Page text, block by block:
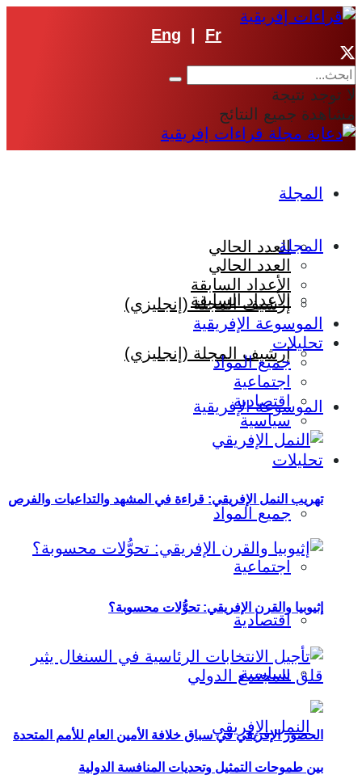
Eng Fr
لا توجد نتيجة
مشاهدة جميع النتائج
المجلة
العدد الحالي
الأعداد السابقة
إرشيف المجلة (إنجليزي)
الموسوعة الإفريقية
تحليلات
جميع المواد
اجتماعية
اقتصادية
سياسية
المجلة
العدد الحالي
الأعداد السابقة
إرشيف المجلة (إنجليزي)
الموسوعة الإفريقية
تحليلات
جميع المواد
اجتماعية
اقتصادية
سياسية
تهريب النمل الإفريقي: قراءة في المشهد والتداعيات والفرص
إثيوبيا والقرن الإفريقي: تحوُّلات محسوبة؟
الحضور الإفريقي في سباق خلافة الأمين العام للأمم المتحدة
بين طموحات التمثيل وتحديات المنافسة الدولية